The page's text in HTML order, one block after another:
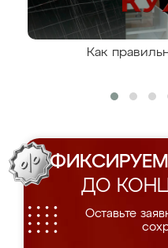
Как
ДО
Оставьте